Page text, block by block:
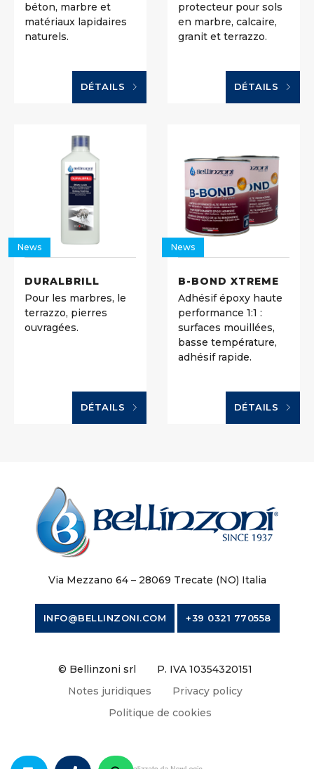
béton, marbre et
matériaux lapidaires
naturels.
DÉTAILS
protecteur pour sols
en marbre, calcaire,
granit et terrazzo.
DÉTAILS
News
DURALBRILL
Pour les marbres, le
terrazzo, pierres
ouvragées.
DÉTAILS
News
B-BOND XTREME
Adhésif époxy haute
performance 1:1 :
surfaces mouillées,
basse température,
adhésif rapide.
DÉTAILS
Via Mezzano 64 – 28069 Trecate (NO) Italia
INFO@BELLINZONI.COM +39 0321 770558
© Bellinzoni srl
P. IVA 10354320151
Notes juridiques
Privacy policy
Politique de cookies